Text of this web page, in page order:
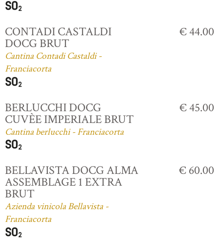
CONTADI CASTALDI
DOCG BRUT
Cantina Contadi Castaldi -
Franciacorta
€ 44.00
BERLUCCHI DOCG
CUVÈE IMPERIALE BRUT
Cantina berlucchi - Franciacorta
€ 45.00
BELLAVISTA DOCG ALMA
ASSEMBLAGE 1 EXTRA
BRUT
Azienda vinicola Bellavista -
Franciacorta
€ 60.00